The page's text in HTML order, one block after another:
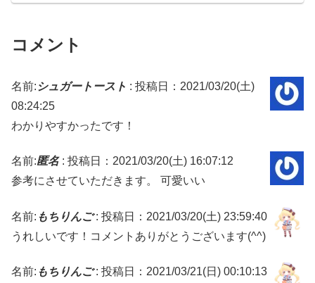
コメント
名前: シュガートースト : 投稿日：2021/03/20(土)
08:24:25
わかりやすかったです！
名前:匿名: 投稿日：2021/03/20(土) 16:07:12
参考にさせていただきます。 可愛いい
名前: もちりんご: 投稿日：2021/03/20(土) 23:59:40
うれしいです！コメントありがとうございます(^^)
名前: もちりんご: 投稿日：2021/03/21(日) 00:10:13